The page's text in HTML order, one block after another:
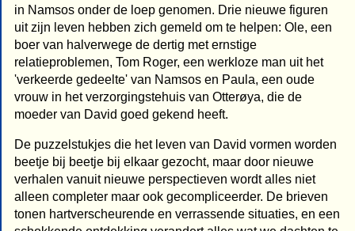
in Namsos onder de loep genomen. Drie nieuwe figuren
uit zijn leven hebben zich gemeld om te helpen: Ole, een
boer van halverwege de dertig met ernstige
relatieproblemen, Tom Roger, een werkloze man uit het
'verkeerde gedeelte' van Namsos en Paula, een oude
vrouw in het verzorgingstehuis van Otterøya, die de
moeder van David goed gekend heeft.
De puzzelstukjes die het leven van David vormen worden
beetje bij beetje bij elkaar gezocht, maar door nieuwe
verhalen vanuit nieuwe perspectieven wordt alles niet
alleen completer maar ook gecompliceerder. De brieven
tonen hartverscheurende en verrassende situaties, en een